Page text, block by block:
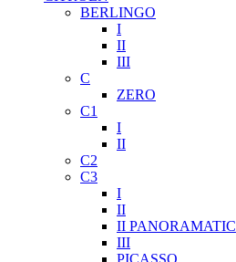
BERLINGO
I
II
III
C
ZERO
C1
I
II
C2
C3
I
II
II PANORAMATIC
III
PICASSO